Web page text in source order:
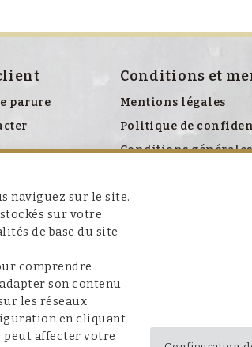
parure
Conditions et
Mentions légales
Politique de
Conditions
naviguez sur le site.
sur votre
de base du site
comprendre
son contenu
les réseaux
en cliquant
peut affecter votre